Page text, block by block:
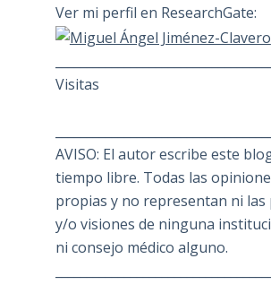
Ver mi perfil en ResearchGate:
Visitas
AVISO: El autor escribe este
tiempo libre. Todas las
propias y no representan ni las
y/o visiones de ninguna
ni consejo médico alguno.